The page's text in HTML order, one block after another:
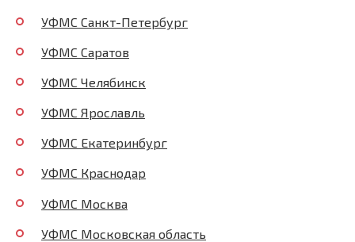
УФМС Санкт-Петербург
УФМС Саратов
УФМС Челябинск
УФМС Ярославль
УФМС Екатеринбург
УФМС Краснодар
УФМС Москва
УФМС Московская область